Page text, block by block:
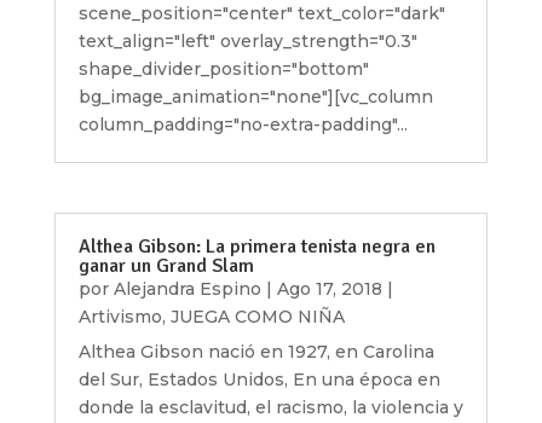
scene_position="center" text_color="dark"
text_align="left" overlay_strength="0.3"
shape_divider_position="bottom"
bg_image_animation="none"][vc_column
column_padding="no-extra-padding"...
Althea Gibson: La primera tenista negra en
ganar un Grand Slam
por Alejandra Espino | Ago 17, 2018 |
Artivismo, JUEGA COMO NIÑA
Althea Gibson nació en 1927, en Carolina
del Sur, Estados Unidos, En una época en
donde la esclavitud, el racismo, la violencia y